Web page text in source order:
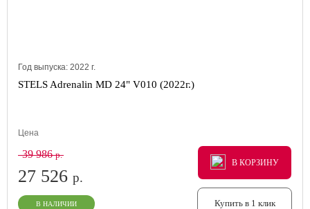
Год выпуска: 2022 г.
STELS Adrenalin MD 24" V010 (2022г.)
Цена
39 986р.
27 526 р.
В НАЛИЧИИ
В КОРЗИНУ
В КОРЗИНУ
В КОРЗИНУ
Купить в 1 клик